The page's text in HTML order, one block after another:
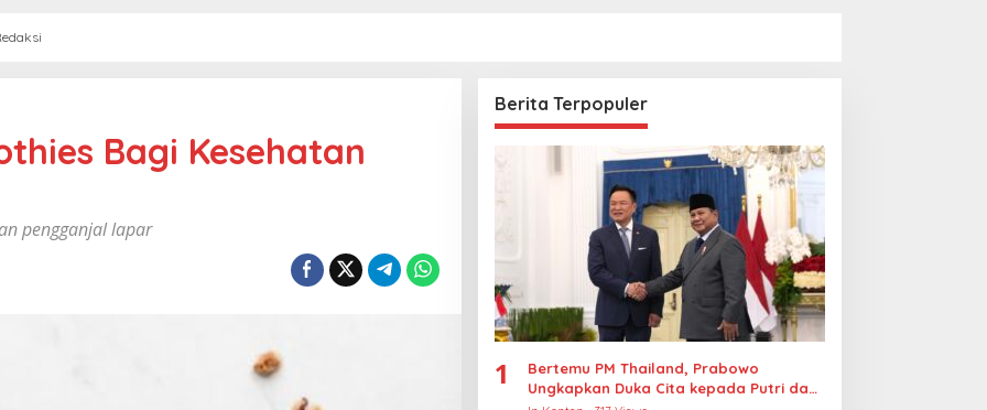
Bagi Kesehatan
pengganjal lapar
Berita Terpopuler
1
Bertemu PM Thailand, Prabowo
Ungkapkan Duka Cita kepada Putri dan